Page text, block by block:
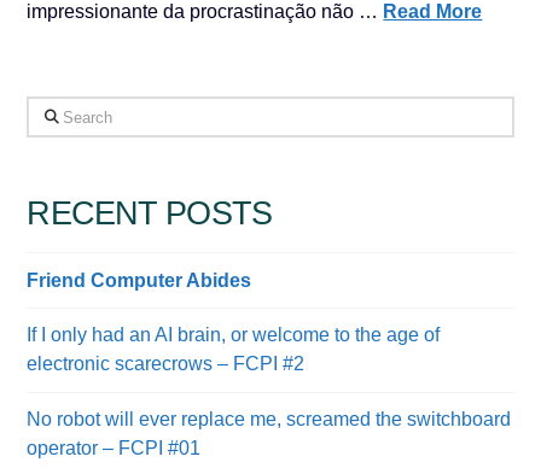
impressionante da procrastinação não … Read More
Search
RECENT POSTS
Friend Computer Abides
If I only had an AI brain, or welcome to the age of
electronic scarecrows – FCPI #2
No robot will ever replace me, screamed the switchboard
operator – FCPI #01